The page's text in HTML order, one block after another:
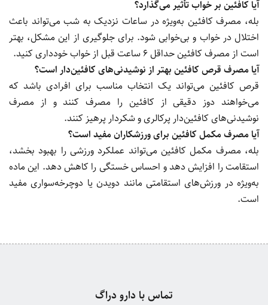
آیا کافئین بر خواب تأثیر می‌گذارد؟
بله، مصرف کافئین به‌ویژه در ساعات نزدیک به شب می‌تواند باعث
اختلال در خواب و بی‌خوابی شود. برای جلوگیری از این مشکل، بهتر
است از مصرف کافئین حداقل 6 ساعت قبل از خواب خودداری کنید.
آیا مصرف قرص کافئین بهتر از نوشیدنی‌های کافئین‌دار است؟
قرص کافئین می‌تواند یک انتخاب مناسب برای افرادی باشد که
می‌خواهند دوز دقیقی از کافئین را مصرف کنند و از مصرف
نوشیدنی‌های کافئین‌دار پرکالری و شکر‌دار پرهیز کنند.
آیا مصرف مکمل کافئین برای ورزشکاران مفید است؟
بله، مصرف مکمل کافئین می‌تواند عملکرد ورزشی را بهبود بخشد،
استقامت را افزایش دهد و احساس خستگی را کاهش دهد. این ماده
به‌ویژه در ورزش‌های استقامتی مانند دویدن یا دوچرخه‌سواری مفید
است.
تماس با دارو دراگ